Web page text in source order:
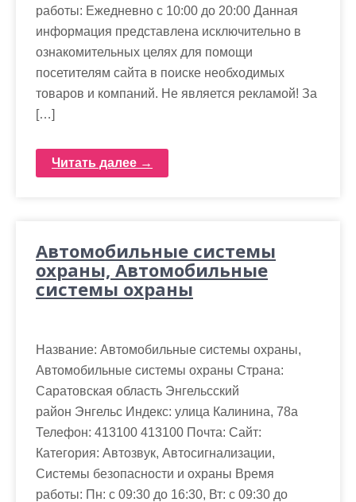
работы: Ежедневно с 10:00 до 20:00 Данная
информация представлена исключительно в
ознакомительных целях для помощи
посетителям сайта в поиске необходимых
товаров и компаний. Не является рекламой! За
[…]
Читать далее →
Автомобильные системы
охраны, Автомобильные
системы охраны
Название: Автомобильные системы охраны,
Автомобильные системы охраны Страна:
Саратовская область Энгельсский
район Энгельс Индекс: улица Калинина, 78а
Телефон: 413100 413100 Почта: Cайт:
Категория: Автозвук, Автосигнализации,
Системы безопасности и охраны Время
работы: Пн: с 09:30 до 16:30, Вт: с 09:30 до